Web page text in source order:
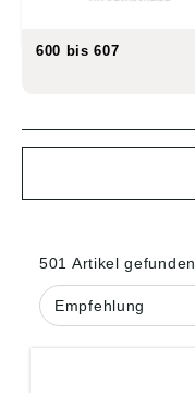
600 bis 607
501 Artikel gefunden